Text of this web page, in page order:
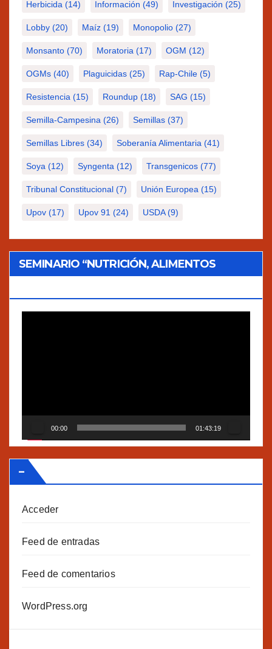
Herbicida (14) Información (49) Investigación (25)
Lobby (20) Maíz (19) Monopolio (27)
Monsanto (70) Moratoria (17) OGM (12)
OGMs (40) Plaguicidas (25) Rap-Chile (5)
Resistencia (15) Roundup (18) SAG (15)
Semilla-Campesina (26) Semillas (37)
Semillas Libres (34) Soberanía Alimentaria (41)
Soya (12) Syngenta (12) Transgenicos (77)
Tribunal Constitucional (7) Unión Europea (15)
Upov (17) Upov 91 (24) USDA(9)
SEMINARIO “NUTRICIÓN, ALIMENTOS
00:00 01:43:19
–
Acceder
Feed de entradas
Feed de comentarios
WordPress.org